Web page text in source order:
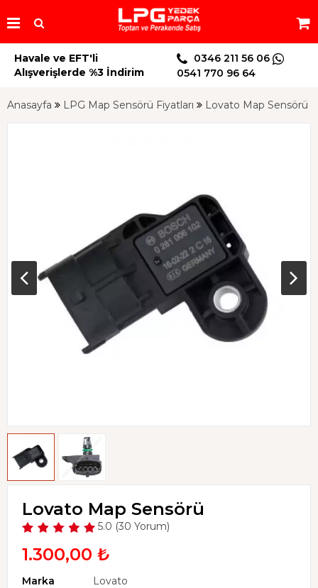
Havale ve EFT'li
Alışverişlerde %3 İndirim
0346 211 56 06
0541 770 96 64
Anasayfa LPG Map Sensörü Fiyatları Lovato Map Sensörü
Lovato Map Sensörü
5.0 (30 Yorum)
1.300,00 ₺
Marka
Lovato